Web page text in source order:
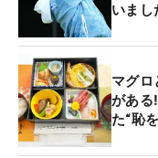
いまし
マグロ
がある
た“恥